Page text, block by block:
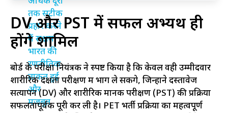
DV और PST में सफल अभ्यर्थी ही
होंगे शामिल
बोर्ड के परीक्षा नियंत्रक ने स्पष्ट किया है कि केवल वही उम्मीदवार
शारीरिक दक्षता परीक्षण में भाग ले सकेंगे, जिन्होंने दस्तावेज
सत्यापन (DV) और शारीरिक मानक परीक्षण (PST) की प्रक्रिया
सफलतापूर्वक पूरी कर ली है। PET भर्ती प्रक्रिया का महत्वपूर्ण